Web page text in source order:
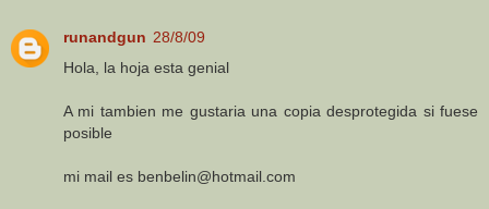
runandgun 28/8/09
Hola, la hoja esta genial
A mi tambien me gustaria una copia desprotegida si fuese
posible
mi mail es benbelin@hotmail.com